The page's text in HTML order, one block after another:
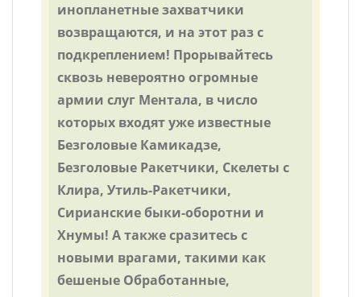
инопланетные захватчики
возвращаются, и на этот раз с
подкреплением! Прорывайтесь
сквозь невероятно огромные
армии слуг Ментала, в число
которых входят уже известные
Безголовые Камикадзе,
Безголовые Ракетчики, Скелеты с
Клира, Утиль-Ракетчики,
Сирианские быки-оборотни и
Хнумы! А также сразитесь с
новыми врагами, такими как
бешеные Обработанные,